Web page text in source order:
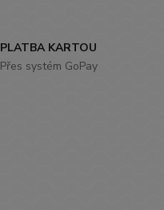
PLATBA KARTOU
Přes systém GoPay